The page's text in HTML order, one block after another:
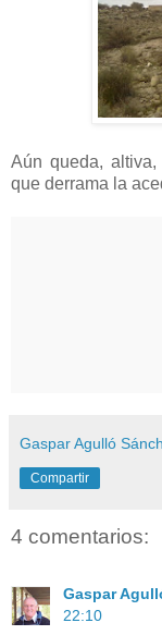
Aún queda,
que derrama la
Gaspar Agulló
Compartir
4 comentarios:
Gaspar
22:10